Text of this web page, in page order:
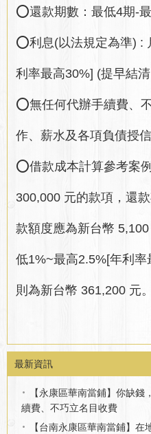
⭕還款期數：最低4期-
⭕利息(以法規定為準) :
利率最高30%] (提早結
⭕無任何代辦手續費、
作、薪水及各項負債授
⭕借款成本計算參考案
300,000 元的款項，還
款額度應為新台幣
低1%~最高2.5%[年利
則為新台幣 361,200 元。
最新資訊
【永康區華南當鋪】你缺
續費、不巧立名目收費
【台南永康區華南當鋪】